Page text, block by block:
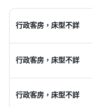
行政客房，床型不詳
行政客房，床型不詳
行政客房，床型不詳